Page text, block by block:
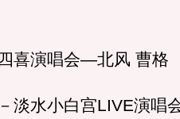
演唱会—北风 曹格
水小白宫LIVE演唱